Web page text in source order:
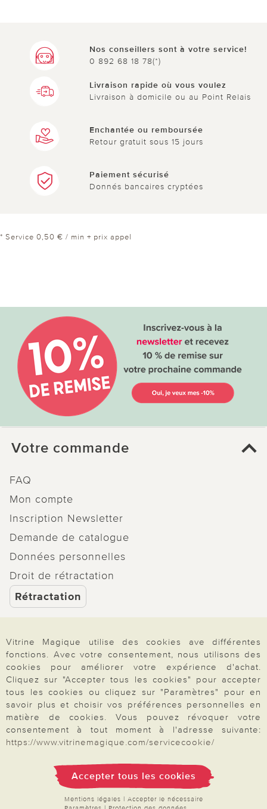
Nos conseillers sont à votre service!
0 892 68 18 78(*)
Livraison rapide où vous voulez
Livraison à domicile ou au Point Relais
Enchantée ou remboursée
Retour gratuit sous 15 jours
Paiement sécurisé
Donnés bancaires cryptées
* Service 0,50 € / min + prix appel
Votre commande
FAQ
Mon compte
Inscription Newsletter
Demande de catalogue
Données personnelles
Droit de rétractation
Rétractation
Paiement & Livraison
À propos de nous
Mentions légales|CGV|Données & liberté|Vie privée & cookies
Vitrine Magique utilise des cookies ave différentes
fonctions. Avec votre consentement, nous utilisons des
cookies pour améliorer votre expérience d'achat.
Cliquez sur "Accepter tous les cookies" pour accepter
tous les cookies ou cliquez sur "Paramètres" pour en
savoir plus et choisir vos préférences personnelles en
matière de cookies. Vous pouvez révoquer votre
consentement à tout moment à l'adresse suivante:
https://www.vitrinemagique.com/servicecookie/
Accepter tous les cookies
Mentions légales | Accepter le nécessaire